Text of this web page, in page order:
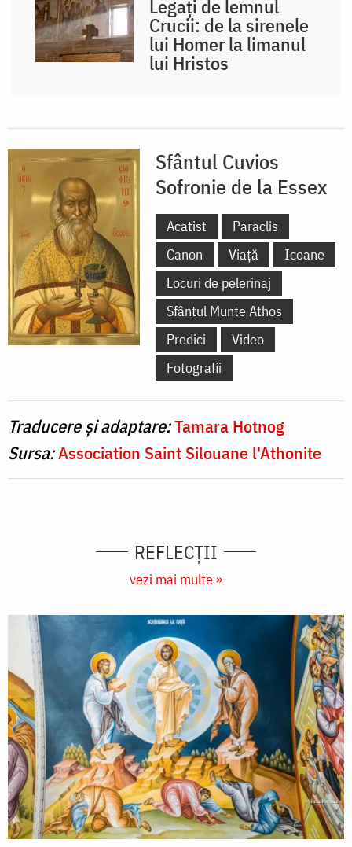
Legați de lemnul
Crucii: de la sirenele
lui Homer la limanul
lui Hristos
Sfântul Cuvios
Sofronie de la Essex
Acatist
Paraclis
Canon
Viață
Icoane
Locuri de pelerinaj
Sfântul Munte Athos
Predici
Video
Fotografii
Traducere și adaptare:Tamara Hotnog
Sursa:Association Saint Silouane l'Athonite
REFLECȚII
vezi mai multe »